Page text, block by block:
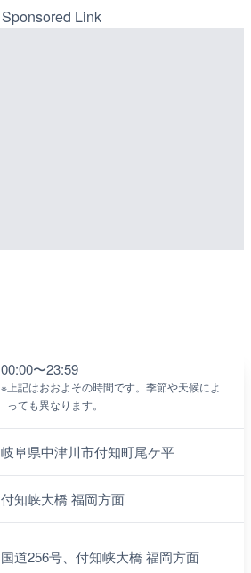
00:00〜23:59
※ 上記はおおよその時間です。季節や天候によ
っても異なります。
岐阜県中津川市付知町尾ケ平
付知峡大橋 福岡方面
国道256号、付知峡大橋 福岡方面
Sponsored Link